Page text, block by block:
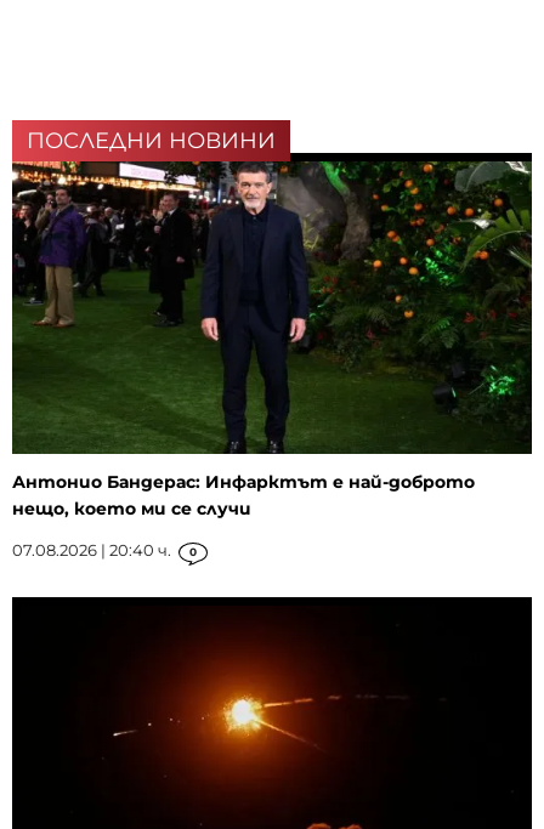
ПОСЛЕДНИ НОВИНИ
Антонио Бандерас: Инфарктът е най-доброто
нещо, което ми се случи
07.08.2026 | 20:40 ч. 0